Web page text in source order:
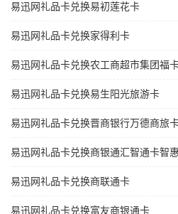
易迅网礼品卡兑换易初莲花卡
易迅网礼品卡兑换家得利卡
易迅网礼品卡兑换农工商超市集团福
易迅网礼品卡兑换易生阳光旅游卡
易迅网礼品卡兑换晋商银行万德商旅
易迅网礼品卡兑换商银通汇智通卡智
易迅网礼品卡兑换商联通卡
易迅网礼品卡兑换富友商银通卡